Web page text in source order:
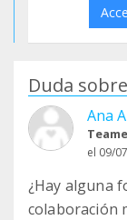
Duda
Ana
el 09/
¿Hay alguna
colaboración